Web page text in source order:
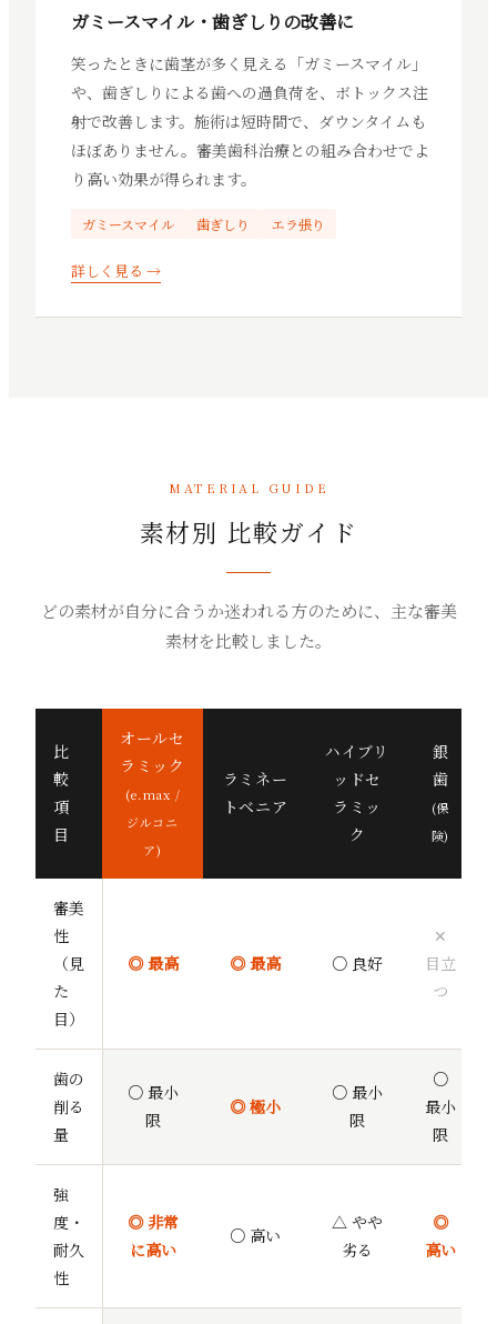
ガミースマイル・歯ぎしりの改善に
笑ったときに歯茎が多く見える「ガミースマイル」
や、歯ぎしりによる歯への過負荷を、ボトックス注
射で改善します。施術は短時間で、ダウンタイムも
ほぼありません。審美歯科治療との組み合わせでよ
り高い効果が得られます。
ガミースマイル 歯ぎしり エラ張り
詳しく見る →
MATERIAL GUIDE
素材別 比較ガイド
どの素材が自分に合うか迷われる方のために、主な審美
素材を比較しました。
比
較
項
目
オールセ
ラミック
(e.max /
ジルコニ
ア)
ラミネー
トベニア
ハイブリ
ッドセ
ラミッ
ク
銀
歯
(保
険)
審美
性
（見
た
目）
◎ 最高 ◎ 最高 ○ 良好
✕
目立
つ
歯の
削る
量
○ 最小
限
◎ 極小
○ 最小
限
○
最小
限
強
度・
耐久
性
◎ 非常
に高い
○ 高い
△ やや
劣る
◎
高い